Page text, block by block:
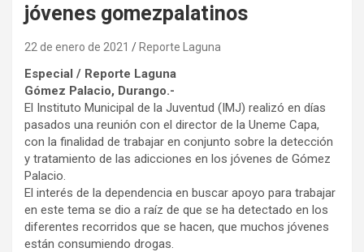
jóvenes gomezpalatinos
22 de enero de 2021 Reporte Laguna
Especial / Reporte Laguna
Gómez Palacio, Durango.-
El Instituto Municipal de la Juventud (IMJ) realizó en días
pasados una reunión con el director de la Uneme Capa,
con la finalidad de trabajar en conjunto sobre la detección
y tratamiento de las adicciones en los jóvenes de Gómez
Palacio.
El interés de la dependencia en buscar apoyo para trabajar
en este tema se dio a raíz de que se ha detectado en los
diferentes recorridos que se hacen, que muchos jóvenes
están consumiendo drogas.